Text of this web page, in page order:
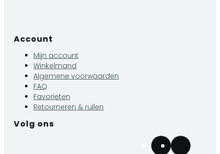
Account
Mijn account
Winkelmand
Algemene voorwaarden
FAQ
Favorieten
Retourneren & ruilen
Volg ons